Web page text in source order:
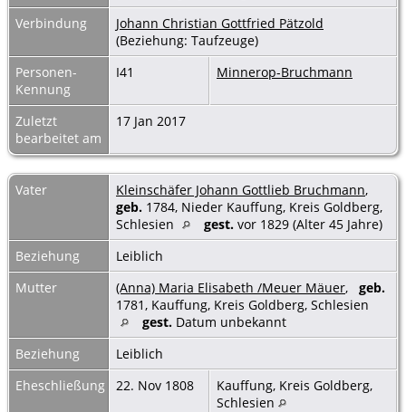
Verbindung
Johann Christian Gottfried Pätzold
(Beziehung: Taufzeuge)
Personen-
Kennung
I41 Minnerop-Bruchmann
Zuletzt
bearbeitet am
17 Jan 2017
Vater Kleinschäfer Johann Gottlieb Bruchmann,
geb. 1784, Nieder Kauffung, Kreis Goldberg,
Schlesien
gest. vor 1829 (Alter 45 Jahre)
Beziehung
Leiblich
Mutter
(Anna) Maria Elisabeth /Meuer Mäuer, geb.
1781, Kauffung, Kreis Goldberg, Schlesien
gest. Datum unbekannt
Beziehung
Leiblich
Eheschließung
22. Nov 1808
Kauffung, Kreis Goldberg,
Schlesien